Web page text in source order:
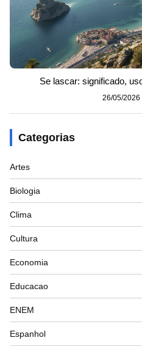
Se lascar: significado,
26/05/2026
Categorias
Artes
Biologia
Clima
Cultura
Economia
Educacao
ENEM
Espanhol